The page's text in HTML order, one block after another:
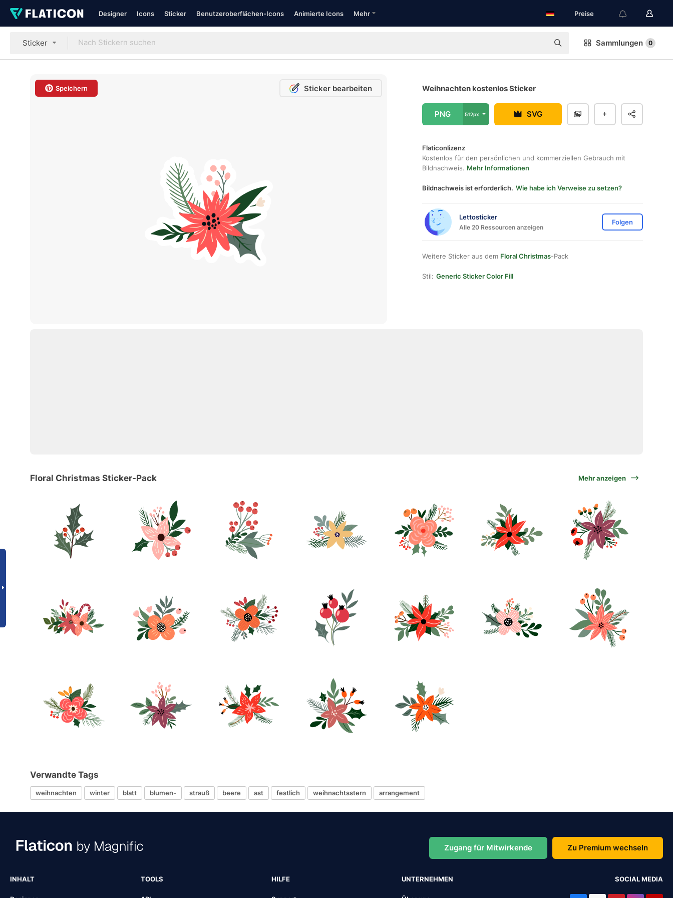
Designer Icons Sticker Benutzeroberflächen-Icons Animierte Icons Mehr Preise
Sticker Sammlungen 0
Speichern Sticker bearbeiten Weihnachten kostenlos Sticker
PNG 512px SVG
Flaticonlizenz
Kostenlos für den persönlichen und kommerziellen Gebrauch mit
Bildnachweis. Mehr Informationen
Bildnachweis ist erforderlich. Wie habe ich Verweise zu setzen?
Lettosticker
Alle 20 Ressourcen anzeigen
Folgen
Weitere Sticker aus dem Floral Christmas-Pack
Stil: Generic Sticker Color Fill
Floral Christmas Sticker-Pack Mehr anzeigen
Verwandte Tags
weihnachten winter blatt blumen- strauß beere ast festlich weihnachtsstern arrangement
Zugang für Mitwirkende Zu Premium wechseln
INHALT TOOLS HILFE UNTERNEHMEN SOCIAL MEDIA